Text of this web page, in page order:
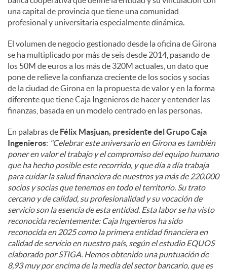
una capital de provincia que tiene una comunidad
profesional y universitaria especialmente dinámica.
El volumen de negocio gestionado desde la oficina de Girona
se ha multiplicado por más de seis desde 2014, pasando de
los 50M de euros a los más de 320M actuales, un dato que
pone de relieve la confianza creciente de los socios y socias
de la ciudad de Girona en la propuesta de valor y en la forma
diferente que tiene Caja Ingenieros de hacer y entender las
finanzas, basada en un modelo centrado en las personas.
En palabras de Félix Masjuan, presidente del Grupo Caja
Ingenieros: "Celebrar este aniversario en Girona es también
poner en valor el trabajo y el compromiso del equipo humano
que ha hecho posible este recorrido, y que día a día trabaja
para cuidar la salud financiera de nuestros ya más de 220.000
socios y socias que tenemos en todo el territorio. Su trato
cercano y de calidad, su profesionalidad y su vocación de
servicio son la esencia de esta entidad. Esta labor se ha visto
reconocida recientemente: Caja Ingenieros ha sido
reconocida en 2025 como la primera entidad financiera en
calidad de servicio en nuestro país, según el estudio EQUOS
elaborado por STIGA. Hemos obtenido una puntuación de
8,93 muy por encima de la media del sector bancario, que es